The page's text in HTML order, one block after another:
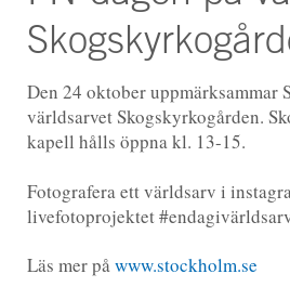
Den 24 oktober uppmärksammar
världsarvet Skogskyrkogården.
kapell hålls öppna kl. 13-15.
Fotografera ett världsarv i
livefotoprojektet
Läs mer påwww.stockholm.se